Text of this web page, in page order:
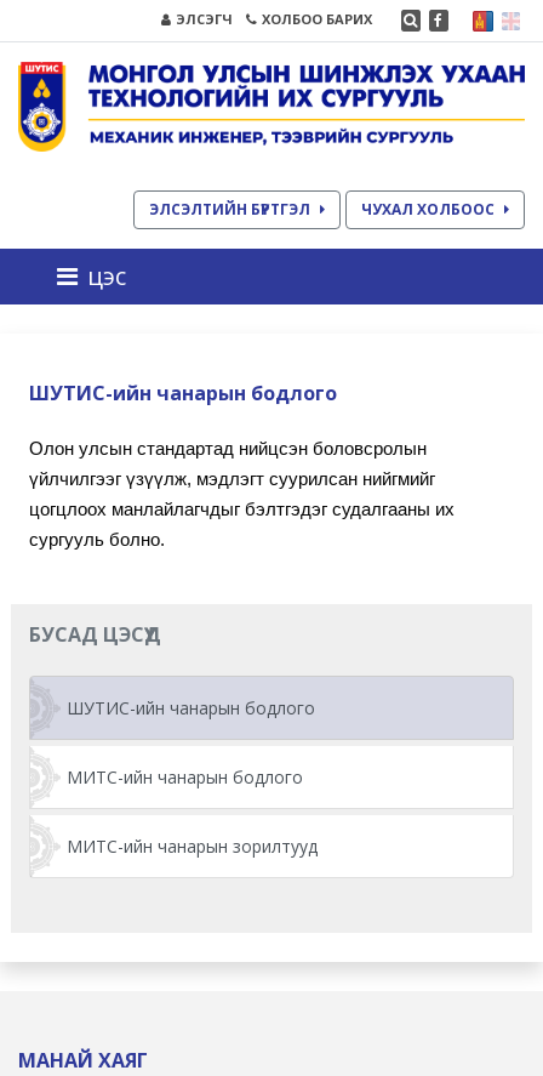
ЭЛСЭГЧ ХОЛБОО БАРИХ
ЭЛСЭЛТИЙН БҮРТГЭЛ ЧУХАЛ ХОЛБООС
цэс
ШУТИС-ийн чанарын бодлого
Олон улсын стандартад нийцсэн боловсролын
үйлчилгээг үзүүлж, мэдлэгт суурилсан нийгмийг
цогцлоох манлайлагчдыг бэлтгэдэг судалгааны их
сургууль болно.
БУСАД ЦЭСҮҮД
ШУТИС-ийн чанарын бодлого
МИТС-ийн чанарын бодлого
МИТС-ийн чанарын зорилтууд
МАНАЙ ХАЯГ